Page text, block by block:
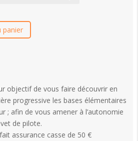
panier
objectif de vous faire découvrir en
progressive les bases élémentaires
; afin de vous amener à l’autonomie
de pilote.
assurance casse de 50 €